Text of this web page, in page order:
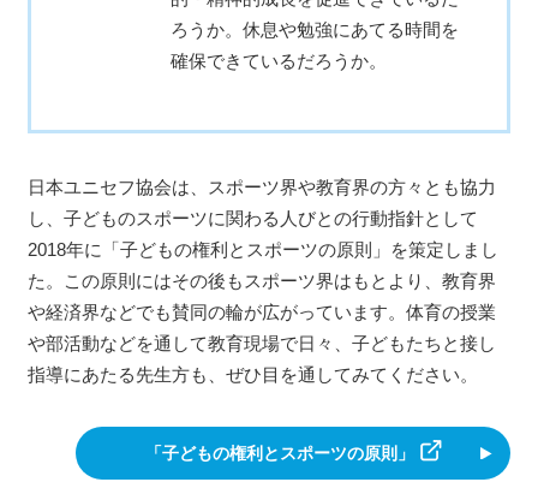
ろうか。休息や勉強にあてる時間を
確保できているだろうか。
日本ユニセフ協会は、スポーツ界や教育界の方々とも協力
し、子どものスポーツに関わる人びとの行動指針として
2018年に「子どもの権利とスポーツの原則」を策定しまし
た。この原則にはその後もスポーツ界はもとより、教育界
や経済界などでも賛同の輪が広がっています。体育の授業
や部活動などを通して教育現場で日々、子どもたちと接し
指導にあたる先生方も、ぜひ目を通してみてください。
「子どもの権利とスポーツの原則」